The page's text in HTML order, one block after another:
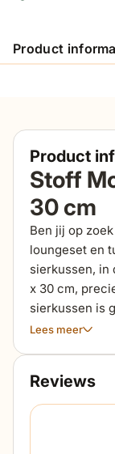
Product
Product
Stoff
30 cm
Ben jij op
loungeset en
sierkussen, in
x 30 cm,
sierkussen is
lichte stof die
Ook is Olefin
schimmel en
afritsbaar en
sierkussens
Lees meer
Reviews